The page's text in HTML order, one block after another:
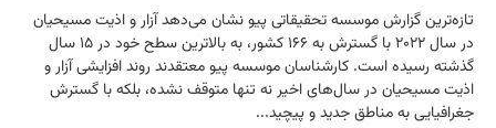
تازه‌ترین گزارش موسسه تحقیقاتی پیو نشان می‌دهد آزار و اذیت مسیحیان
در سال ۲۰۲۲ با گسترش به ۱۶۶ کشور، به بالاترین سطح خود در ۱۵ سال
گذشته رسیده است. کارشناسان موسسه پیو معتقدند روند افزایشی آزار و
اذیت مسیحیان در سال‌های اخیر نه تنها متوقف نشده، بلکه با گسترش
جغرافیایی به مناطق جدید و پیچید...